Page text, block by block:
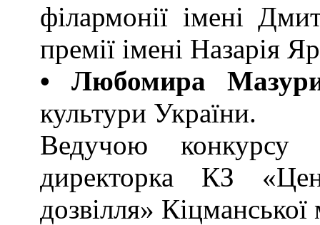
філармонії імені
премії імені Назарія
• Любомира
культури України.
Ведучою
директорка КЗ
дозвілля» Кіцманської